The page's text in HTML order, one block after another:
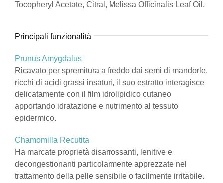
Tocopheryl Acetate, Citral, Melissa Officinalis Leaf Oil.
Principali funzionalità
Prunus Amygdalus
Ricavato per spremitura a freddo dai semi di mandorle,
ricchi di acidi grassi insaturi, il suo estratto interagisce
delicatamente con il film idrolipidico cutaneo
apportando idratazione e nutrimento al tessuto
epidermico.
Chamomilla Recutita
Ha marcate proprietà disarrossanti, lenitive e
decongestionanti particolarmente apprezzate nel
trattamento della pelle sensibile o facilmente irritabile.